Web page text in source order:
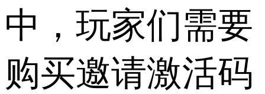
中，玩家们需要
购买邀请激活码